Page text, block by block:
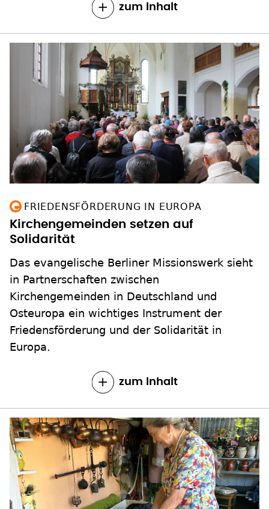
zum Inhalt
FRIEDENSFÖRDERUNG IN EUROPA
Kirchengemeinden setzen auf
Solidarität
Das evangelische Berliner Missionswerk sieht
in Partnerschaften zwischen
Kirchengemeinden in Deutschland und
Osteuropa ein wichtiges Instrument der
Friedensförderung und der Solidarität in
Europa.
zum Inhalt